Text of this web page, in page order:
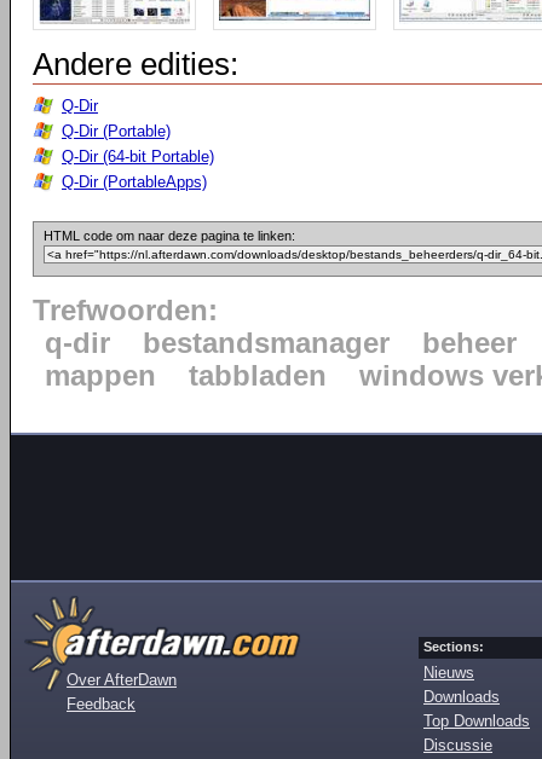
Andere edities:
Q-Dir
Q-Dir (Portable)
Q-Dir (64-bit Portable)
Q-Dir (PortableApps)
HTML code om naar deze pagina te linken:
Trefwoorden:
q-dir
bestandsmanager
beheer
mappen
tabbladen windows
Over AfterDawn
Feedback
Sections:
Nieuws
Downloads
Top Downloads
Discussie